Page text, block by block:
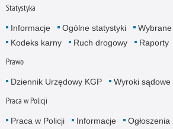
Statystyka
Informacje Ogólne statystyki
Kodeks karny
Ruch drogowy Raporty
Prawo
Dziennik Urzędowy KGP Wyroki sądowe
Praca w Policji
Praca w Policji Informacje Ogłoszenia